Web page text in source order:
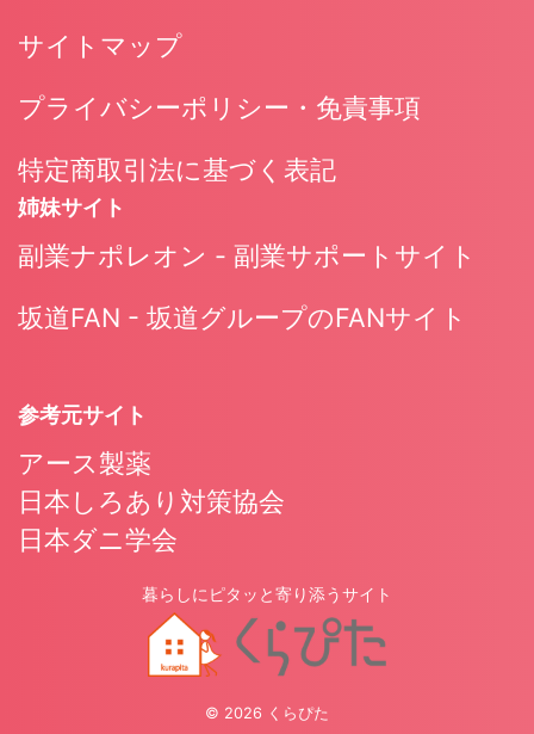
サイトマップ
プライバシーポリシー・免責事項
特定商取引法に基づく表記
姉妹サイト
副業ナポレオン - 副業サポートサイト
坂道FAN - 坂道グループのFANサイト
参考元サイト
アース製薬
日本しろあり対策協会
日本ダニ学会
暮らしにピタッと寄り添うサイト
© 2026 くらぴた